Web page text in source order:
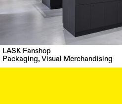
LASK Fanshop
Packaging, Visual Merchandising